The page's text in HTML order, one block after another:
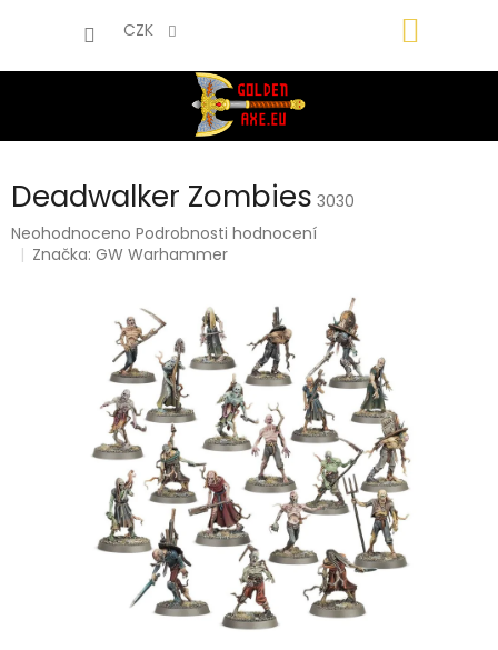
CZK
Deadwalker Zombies 3030
Průměrné
hodnocení
Neohodnoceno Podrobnosti hodnocení
Značka:GW Warhammer